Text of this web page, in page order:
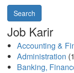
Search
Job Karir
Accounting &
Administration
Banking,